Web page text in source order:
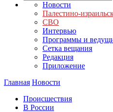
Новости
Палестино-
СВО
Интервью
Программы и
Сетка вещания
Редакция
Приложение
Главная Новости
Происшествия
В России